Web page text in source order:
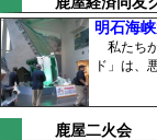
明石海
私たち
ド」は、
鹿屋二火会